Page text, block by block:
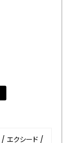
/ エクシード /